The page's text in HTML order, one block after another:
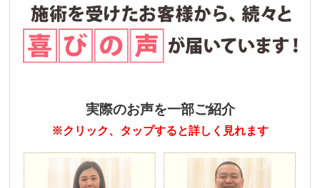
実際のお声を一部ご紹介
※クリック、タップすると詳しく見れます